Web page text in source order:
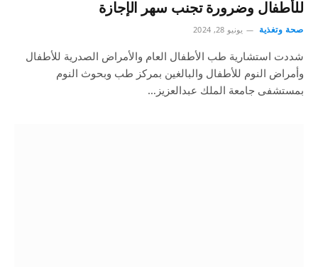
للأطفال وضرورة تجنب سهر الإجازة
صحة وتغذية يونيو 28, 2024
شددت استشارية طب الأطفال العام والأمراض الصدرية للأطفال
وأمراض النوم للأطفال والبالغين بمركز طب وبحوث النوم
بمستشفى جامعة الملك عبدالعزيز…